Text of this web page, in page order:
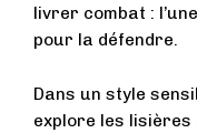
livrer combat :
pour la défendre.
Dans un style
explore les